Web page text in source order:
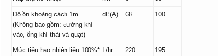
Độ ồn khoảng cách 1m
(Không bao gồm: đường khí
vào, ống khí thải và quạt)
dB(A) 68 100
Mức tiêu hao nhiên liệu 100%* L/hr 220 195